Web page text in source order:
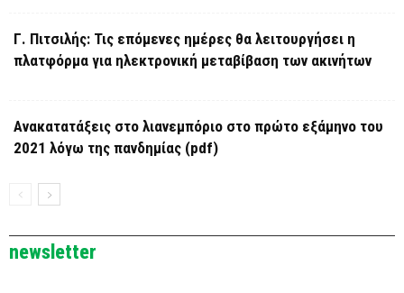
Γ. Πιτσιλής: Τις επόμενες ημέρες θα λειτουργήσει η
πλατφόρμα για ηλεκτρονική μεταβίβαση των ακινήτων
Ανακατατάξεις στο λιανεμπόριο στο πρώτο εξάμηνο του
2021 λόγω της πανδημίας (pdf)
newsletter